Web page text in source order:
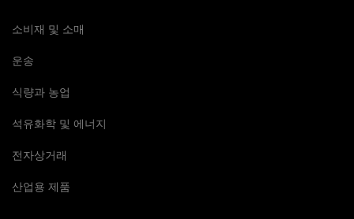
소비재 및 소매
운송
식량과 농업
석유화학 및 에너지
전자상거래
산업용 제품